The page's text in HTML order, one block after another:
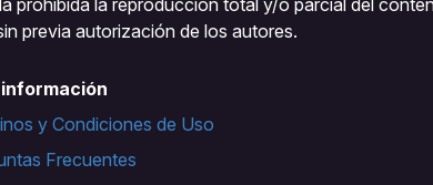
prohibida la reproducción total y/o parcial del
previa autorización de los autores.
y Condiciones de Uso
Frecuentes